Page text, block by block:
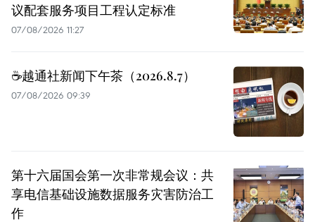
议配套服务项目工程认定标准
07/08/2026 11:27
☕️越通社新闻下午茶（2026.8.7）
07/08/2026 09:39
第十六届国会第一次非常规会议：共
享电信基础设施数据服务灾害防治工
作